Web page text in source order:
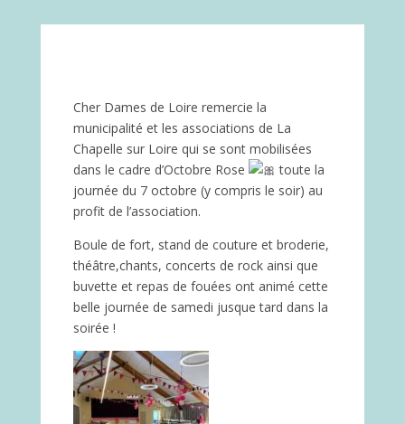
Cher Dames de Loire remercie la
municipalité et les associations de La
Chapelle sur Loire qui se sont mobilisées
dans le cadre d’Octobre Rose
toute la
journée du 7 octobre (y compris le soir) au
profit de l’association.
Boule de fort, stand de couture et broderie,
théâtre,chants, concerts de rock ainsi que
buvette et repas de fouées ont animé cette
belle journée de samedi jusque tard dans la
soirée !